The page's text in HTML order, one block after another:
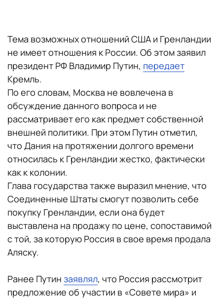
Тема возможных отношений США и Гренландии
не имеет отношения к России. Об этом заявил
президент РФ Владимир Путин, передает
Кремль.
По его словам, Москва не вовлечена в
обсуждение данного вопроса и не
рассматривает его как предмет собственной
внешней политики. При этом Путин отметил,
что Дания на протяжении долгого времени
относилась к Гренландии жестко, фактически
как к колонии.
Глава государства также выразил мнение, что
Соединенные Штаты смогут позволить себе
покупку Гренландии, если она будет
выставлена на продажу по цене, сопоставимой
с той, за которую Россия в свое время продала
Аляску.
Ранее Путин заявлял, что Россия рассмотрит
предложение об участии в «Совете мира» и